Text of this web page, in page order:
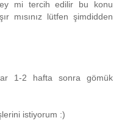
mi tercih edilir bu konu
mısınız lütfen şimdidden
1-2 hafta sonra gömük
istiyorum :)